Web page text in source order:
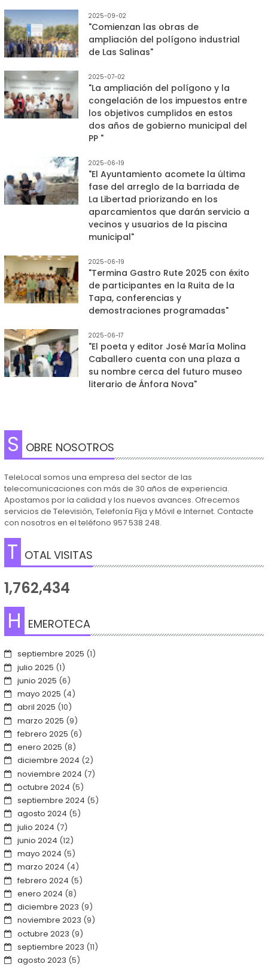
2025-09-02
"Comienzan las obras de
ampliación del polígono industrial
de Las Salinas"
2025-07-02
"La ampliación del polígono y la
congelación de los impuestos entre
los objetivos cumplidos en estos
dos años de gobierno municipal del
PP "
2025-06-19
"El Ayuntamiento acomete la última
fase del arreglo de la barriada de
La Libertad priorizando en los
aparcamientos que darán servicio a
vecinos y usuarios de la piscina
municipal"
2025-06-19
"Termina Gastro Rute 2025 con éxito
de participantes en la Ruita de la
Tapa, conferencias y
demostraciones programadas"
2025-06-17
"El poeta y editor José María Molina
Caballero cuenta con una plaza a
su nombre cerca del futuro museo
literario de Ánfora Nova"
S OBRE NOSOTROS
TeleLocal somos una empresa del sector de las
telecomunicaciones con más de 30 años de experiencia.
Apostamos por la calidad y los nuevos avances. Ofrecemos
servicios de Televisión, Telefonía Fija y Móvil e Internet. Contacte
con nosotros en el teléfono 957 538 248.
T OTAL VISITAS
1,762,434
H EMEROTECA
septiembre 2025 (1)
julio 2025 (1)
junio 2025 (6)
mayo 2025 (4)
abril 2025 (10)
marzo 2025 (9)
febrero 2025 (6)
enero 2025 (8)
diciembre 2024 (2)
noviembre 2024 (7)
octubre 2024 (5)
septiembre 2024 (5)
agosto 2024 (5)
julio 2024 (7)
junio 2024 (12)
mayo 2024 (5)
marzo 2024 (4)
febrero 2024 (5)
enero 2024 (8)
diciembre 2023 (9)
noviembre 2023 (9)
octubre 2023 (9)
septiembre 2023 (11)
agosto 2023 (5)